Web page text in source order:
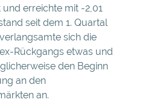
erreichte mit -2,01
seit dem 1. Quartal
sich die
Rückgangs etwas und
den Beginn
an den
an.